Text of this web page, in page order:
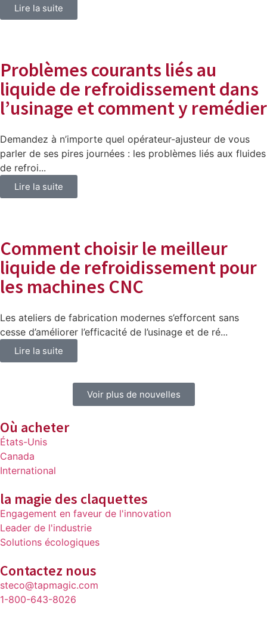
Lire la suite
Problèmes courants liés au
liquide de refroidissement dans
l’usinage et comment y remédier
Demandez à n’importe quel opérateur-ajusteur de vous
parler de ses pires journées : les problèmes liés aux fluides
de refroi...
Lire la suite
Comment choisir le meilleur
liquide de refroidissement pour
les machines CNC
Les ateliers de fabrication modernes s’efforcent sans
cesse d’améliorer l’efficacité de l’usinage et de ré...
Lire la suite
Voir plus de nouvelles
Où acheter
États-Unis
Canada
International
la magie des claquettes
Engagement en faveur de l'innovation
Leader de l'industrie
Solutions écologiques
Contactez nous
steco@tapmagic.com
1-800-643-8026